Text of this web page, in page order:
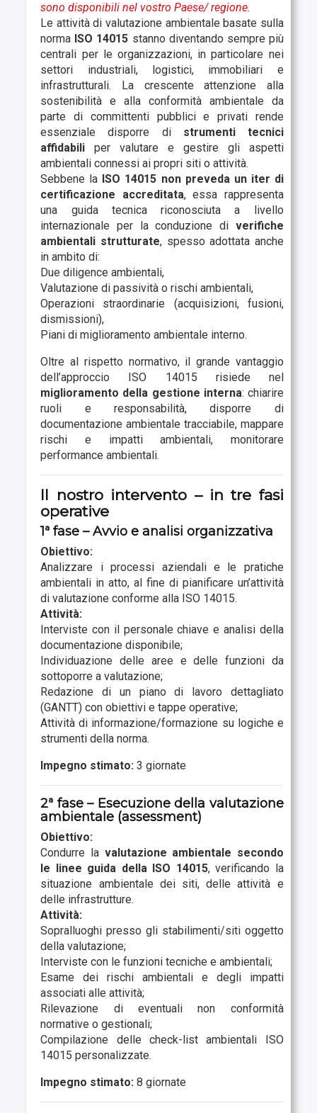
sono disponibili nel vostro Paese/ regione.
Le attività di valutazione ambientale basate sulla
norma ISO 14015 stanno diventando sempre più
centrali per le organizzazioni, in particolare nei
settori industriali, logistici, immobiliari e
infrastrutturali. La crescente attenzione alla
sostenibilità e alla conformità ambientale da
parte di committenti pubblici e privati rende
essenziale disporre di strumenti tecnici
affidabili per valutare e gestire gli aspetti
ambientali connessi ai propri siti o attività.
Sebbene la ISO 14015 non preveda un iter di
certificazione accreditata, essa rappresenta
una guida tecnica riconosciuta a livello
internazionale per la conduzione di verifiche
ambientali strutturate, spesso adottata anche
in ambito di:
Due diligence ambientali,
Valutazione di passività o rischi ambientali,
Operazioni straordinarie (acquisizioni, fusioni,
dismissioni),
Piani di miglioramento ambientale interno.
Oltre al rispetto normativo, il grande vantaggio
dell’approccio ISO 14015 risiede nel
miglioramento della gestione interna: chiarire
ruoli e responsabilità, disporre di
documentazione ambientale tracciabile, mappare
rischi e impatti ambientali, monitorare
performance ambientali.
Il nostro intervento – in tre fasi
operative
1ª fase – Avvio e analisi organizzativa
Obiettivo:
Analizzare i processi aziendali e le pratiche
ambientali in atto, al fine di pianificare un’attività
di valutazione conforme alla ISO 14015.
Attività:
Interviste con il personale chiave e analisi della
documentazione disponibile;
Individuazione delle aree e delle funzioni da
sottoporre a valutazione;
Redazione di un piano di lavoro dettagliato
(GANTT) con obiettivi e tappe operative;
Attività di informazione/formazione su logiche e
strumenti della norma.
Impegno stimato: 3 giornate
2ª fase – Esecuzione della valutazione
ambientale (assessment)
Obiettivo:
Condurre la valutazione ambientale secondo
le linee guida della ISO 14015, verificando la
situazione ambientale dei siti, delle attività e
delle infrastrutture.
Attività:
Sopralluoghi presso gli stabilimenti/siti oggetto
della valutazione;
Interviste con le funzioni tecniche e ambientali;
Esame dei rischi ambientali e degli impatti
associati alle attività;
Rilevazione di eventuali non conformità
normative o gestionali;
Compilazione delle check-list ambientali ISO
14015 personalizzate.
Impegno stimato: 8 giornate